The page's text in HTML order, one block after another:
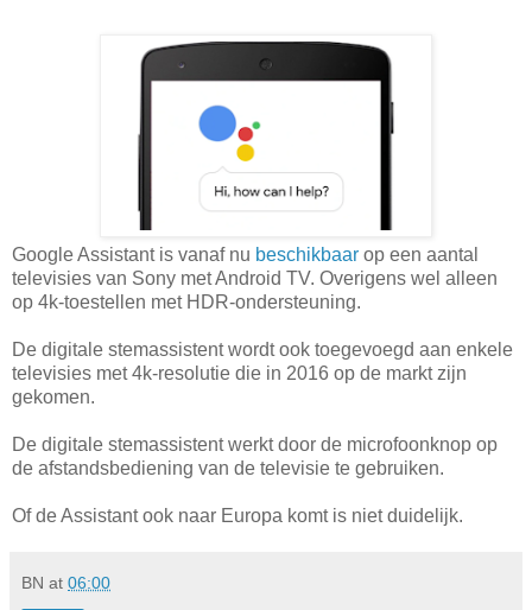
Google Assistant is vanaf nu beschikbaar op een aantal
televisies van Sony met Android TV. Overigens wel alleen
op 4k-toestellen met HDR-ondersteuning.
De digitale stemassistent wordt ook toegevoegd aan enkele
televisies met 4k-resolutie die in 2016 op de markt zijn
gekomen.
De digitale stemassistent werkt door de microfoonknop op
de afstandsbediening van de televisie te gebruiken.
Of de Assistant ook naar Europa komt is niet duidelijk.
BN at 06:00